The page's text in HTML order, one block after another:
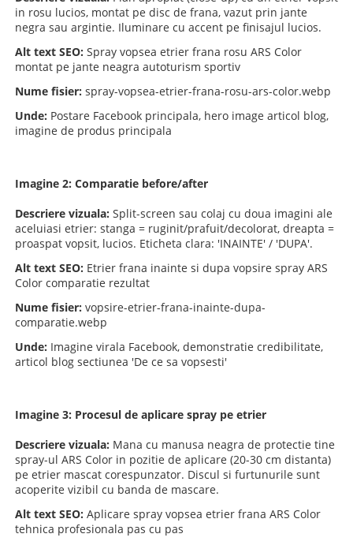
in rosu lucios, montat pe disc de frana, vazut prin jante
negra sau argintie. Iluminare cu accent pe finisajul lucios.
Alt text SEO: Spray vopsea etrier frana rosu ARS Color
montat pe jante neagra autoturism sportiv
Nume fisier: spray-vopsea-etrier-frana-rosu-ars-color.webp
Unde: Postare Facebook principala, hero image articol blog,
imagine de produs principala
Imagine 2: Comparatie before/after
Descriere vizuala: Split-screen sau colaj cu doua imagini ale
aceluiasi etrier: stanga = ruginit/prafuit/decolorat, dreapta =
proaspat vopsit, lucios. Eticheta clara: 'INAINTE' / 'DUPA'.
Alt text SEO: Etrier frana inainte si dupa vopsire spray ARS
Color comparatie rezultat
Nume fisier: vopsire-etrier-frana-inainte-dupa-
comparatie.webp
Unde: Imagine virala Facebook, demonstratie credibilitate,
articol blog sectiunea 'De ce sa vopsesti'
Imagine 3: Procesul de aplicare spray pe etrier
Descriere vizuala: Mana cu manusa neagra de protectie tine
spray-ul ARS Color in pozitie de aplicare (20-30 cm distanta)
pe etrier mascat corespunzator. Discul si furtunurile sunt
acoperite vizibil cu banda de mascare.
Alt text SEO: Aplicare spray vopsea etrier frana ARS Color
tehnica profesionala pas cu pas